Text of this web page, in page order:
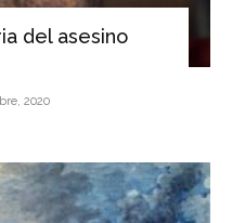
del asesino
2020